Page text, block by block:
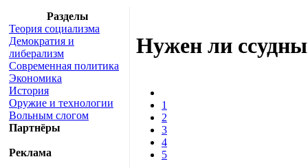
Разделы
Теория социализма
Демократия и
либерализм
Современная политика
Экономика
История
Оружие и технологии
Вольным слогом
Партнёры
Реклама
Нужен ли
1
2
3
4
5